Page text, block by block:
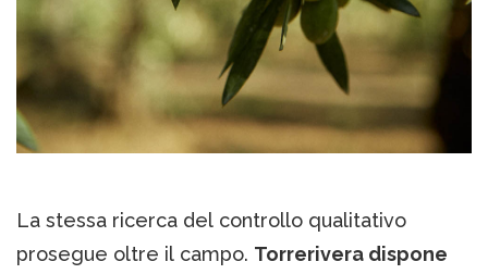
La stessa ricerca del controllo qualitativo
prosegue oltre il campo. Torrerivera dispone